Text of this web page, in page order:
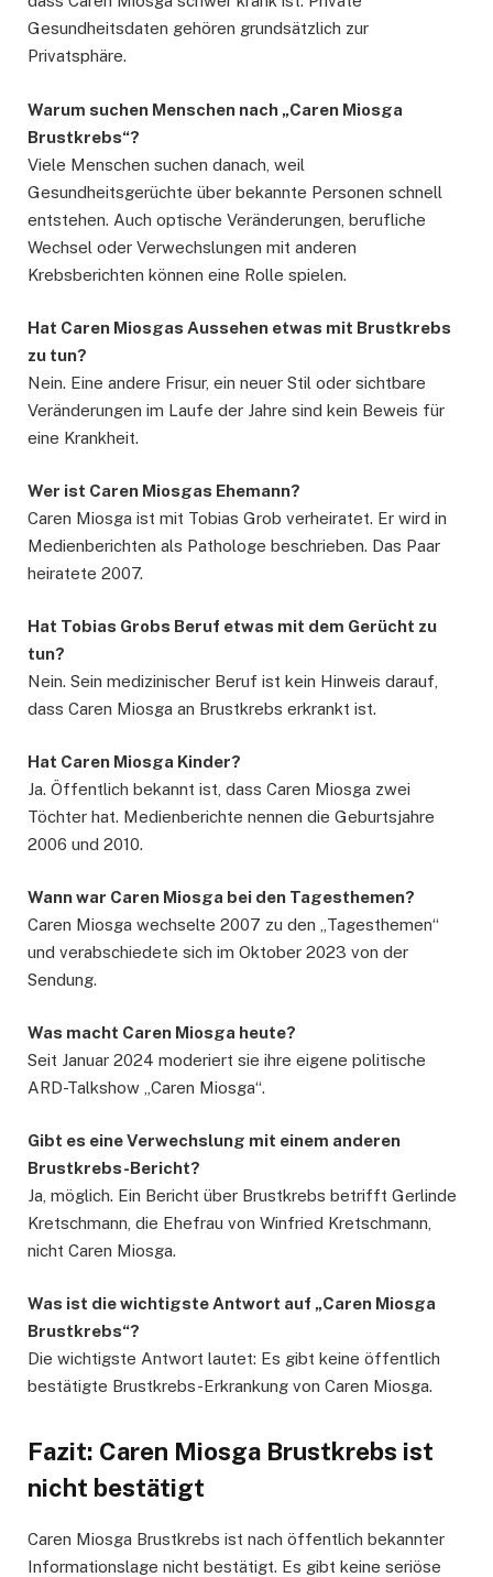
Gesundheitsdaten gehören grundsätzlich zur
Privatsphäre.
Warum suchen Menschen nach „Caren Miosga
Brustkrebs“?
Viele Menschen suchen danach, weil
Gesundheitsgerüchte über bekannte Personen schnell
entstehen. Auch optische Veränderungen, berufliche
Wechsel oder Verwechslungen mit anderen
Krebsberichten können eine Rolle spielen.
Hat Caren Miosgas Aussehen etwas mit Brustkrebs
zu tun?
Nein. Eine andere Frisur, ein neuer Stil oder sichtbare
Veränderungen im Laufe der Jahre sind kein Beweis für
eine Krankheit.
Wer ist Caren Miosgas Ehemann?
Caren Miosga ist mit Tobias Grob verheiratet. Er wird in
Medienberichten als Pathologe beschrieben. Das Paar
heiratete 2007.
Hat Tobias Grobs Beruf etwas mit dem Gerücht zu
tun?
Nein. Sein medizinischer Beruf ist kein Hinweis darauf,
dass Caren Miosga an Brustkrebs erkrankt ist.
Hat Caren Miosga Kinder?
Ja. Öffentlich bekannt ist, dass Caren Miosga zwei
Töchter hat. Medienberichte nennen die Geburtsjahre
2006 und 2010.
Wann war Caren Miosga bei den Tagesthemen?
Caren Miosga wechselte 2007 zu den „Tagesthemen“
und verabschiedete sich im Oktober 2023 von der
Sendung.
Was macht Caren Miosga heute?
Seit Januar 2024 moderiert sie ihre eigene politische
ARD-Talkshow „Caren Miosga“.
Gibt es eine Verwechslung mit einem anderen
Brustkrebs-Bericht?
Ja, möglich. Ein Bericht über Brustkrebs betrifft Gerlinde
Kretschmann, die Ehefrau von Winfried Kretschmann,
nicht Caren Miosga.
Was ist die wichtigste Antwort auf „Caren Miosga
Brustkrebs“?
Die wichtigste Antwort lautet: Es gibt keine öffentlich
bestätigte Brustkrebs-Erkrankung von Caren Miosga.
Fazit: Caren Miosga Brustkrebs ist
nicht bestätigt
Caren Miosga Brustkrebs ist nach öffentlich bekannter
Informationslage nicht bestätigt. Es gibt keine seriöse